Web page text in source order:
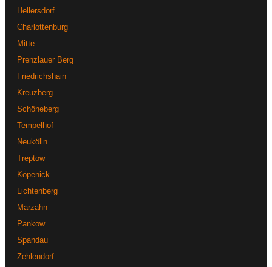
Hellersdorf
Charlottenburg
Mitte
Prenzlauer Berg
Friedrichshain
Kreuzberg
Schöneberg
Tempelhof
Neukölln
Treptow
Köpenick
Lichtenberg
Marzahn
Pankow
Spandau
Zehlendorf